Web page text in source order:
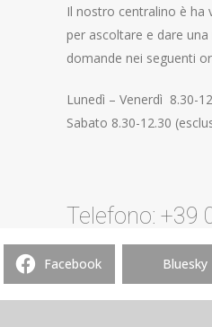
Il nostro centralino è ha
per ascoltare e dare
domande nei seguenti
Lunedì – Venerdì 8.30-
Sabato 8.30-12.30
Telefono: +39
Facebook Bluesky